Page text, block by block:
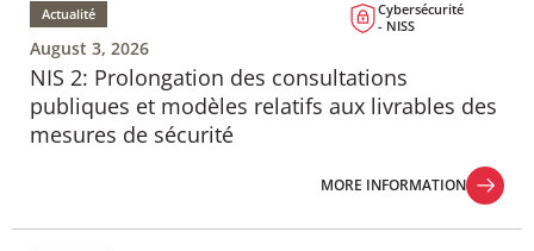
NIS 2: Prolongation des consultations
publiques et modèles relatifs aux livrables des
mesures de sécurité
Actualité
Cybersécurité
- NISS
August 3, 2026
MORE INFORMATION